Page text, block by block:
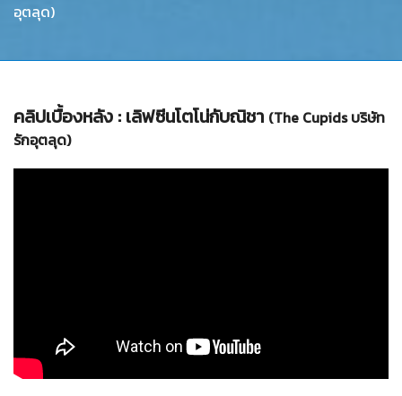
อุตลุด)
คลิปเบื้องหลัง : เลิฟซีนโตโน่กับณิชา (The Cupids บริษัท
รักอุตลุด)